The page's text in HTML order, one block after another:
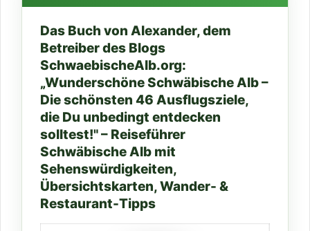
Das Buch von Alexander, dem
Betreiber des Blogs
SchwaebischeAlb.org:
„Wunderschöne Schwäbische Alb –
Die schönsten 46 Ausflugsziele,
die Du unbedingt entdecken
solltest!" – Reiseführer
Schwäbische Alb mit
Sehenswürdigkeiten,
Übersichtskarten, Wander- &
Restaurant-Tipps